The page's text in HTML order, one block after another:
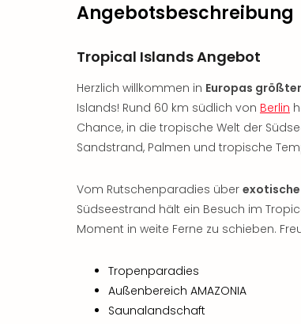
Angebotsbeschreibung
Tropical Islands Angebot
Herzlich willkommen in Europas
Islands! Rund 60 km südlich von Berlin
Chance, in die tropische Welt der
Sandstrand, Palmen und tropische
Vom Rutschenparadies über
Südseestrand hält ein Besuch im
Moment in weite Ferne zu schieben.
Tropenparadies
Außenbereich AMAZONIA
Saunalandschaft